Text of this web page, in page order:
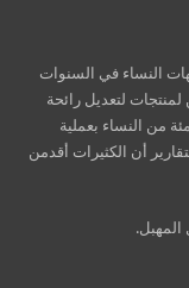
النساء في السنوات
لمنتجات لتعديل رائحة
الشمالية قام أكثر من 57 في المئة من النساء بعملية
أن الكثيرات أقدمن